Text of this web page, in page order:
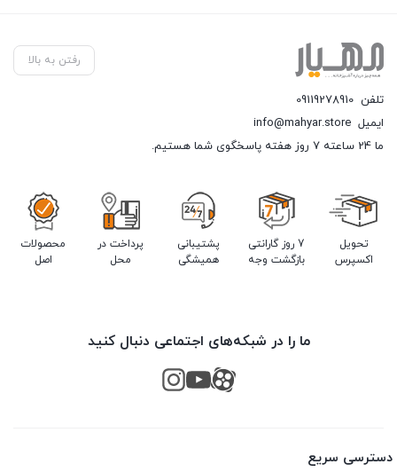
رفتن به بالا
تلفن 09119278910
ایمیل info@mahyar.store
ما 24 ساعته 7 روز هفته پاسخگوی شما هستیم.
تحویل
اکسپرس
7 روز گارانتی
بازگشت وجه
پشتیبانی
همیشگی
پرداخت در
محل
محصولات
اصل
ما را در شبکه‌های اجتماعی دنبال کنید
دسترسی سریع